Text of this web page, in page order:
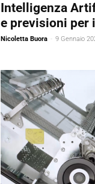
Intelligenza
e previsioni per
Nicoletta Buora - 9 Gennaio